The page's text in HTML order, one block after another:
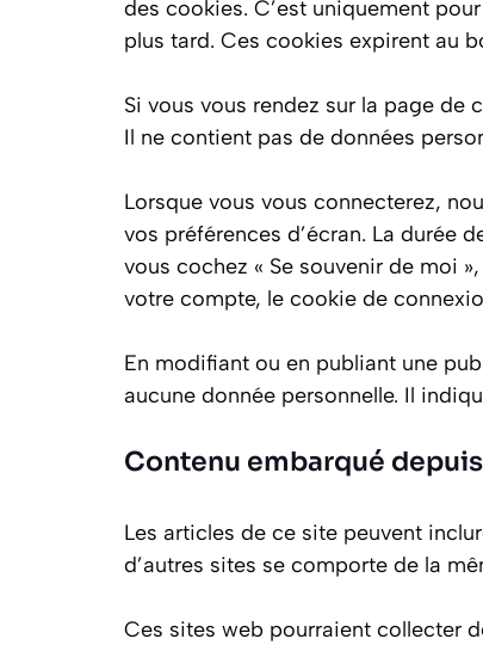
des cookies. C’est uniquement
plus tard. Ces cookies expirent au
Si vous vous rendez sur la page
Il ne contient pas de données
Lorsque vous vous connecterez,
vos préférences d’écran. La durée
vous cochez « Se souvenir de moi
votre compte, le cookie de
En modifiant ou en publiant une
aucune donnée personnelle. Il
Contenu embarqué
Les articles de ce site peuvent
d’autres sites se comporte de la
Ces sites web pourraient collecter